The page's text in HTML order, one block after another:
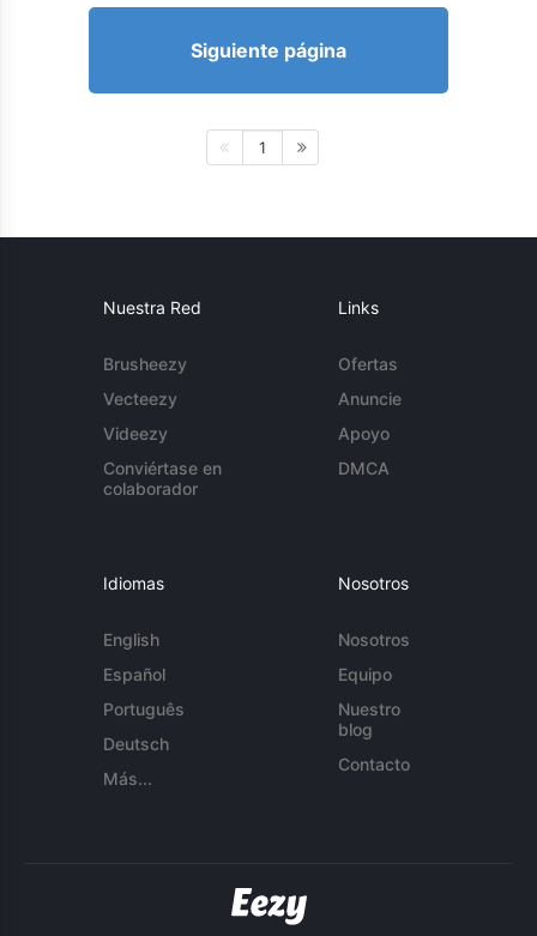
Siguiente página
1
Nuestra Red
Brusheezy
Vecteezy
Videezy
Conviértase en
colaborador
Links
Ofertas
Anuncie
Apoyo
DMCA
Idiomas
English
Español
Português
Deutsch
Más...
Nosotros
Nosotros
Equipo
Nuestro
blog
Contacto